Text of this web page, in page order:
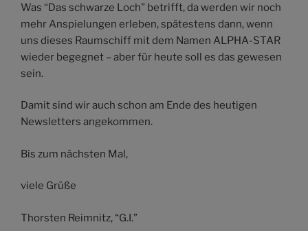
Was “Das schwarze Loch” betrifft, da werden wir noch
mehr Anspielungen erleben, spätestens dann, wenn
uns dieses Raumschiff mit dem Namen ALPHA-STAR
wieder begegnet – aber für heute soll es das gewesen
sein.
Damit sind wir auch schon am Ende des heutigen
Newsletters angekommen.
Bis zum nächsten Mal,
viele Grüße
Thorsten Reimnitz, “G.I.”